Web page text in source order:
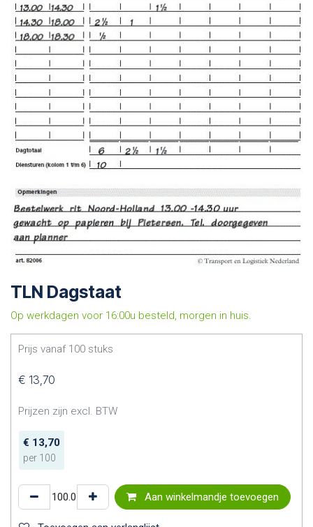
TLN Dagstaat
Op werkdagen voor 16:00u besteld, morgen in huis.
Prijs vanaf 100 stuks
€ 13,70
Prijzen zijn excl. BTW
€ 13,70
per 100
Aan winkelmandje toevoegen